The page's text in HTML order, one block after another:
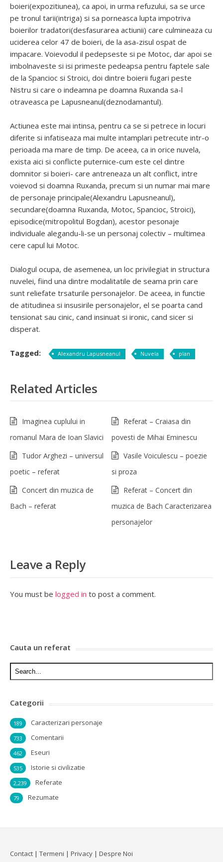
boieri(expozitiunea), ca apoi, in urma refuzului, sa se urce
pe tronul tarii(intriga) si sa porneasca lupta impotriva
boierilor tradatori(desfasurarea actiunii) care culmineaza cu
uciderea celor 47 de boieri, de la asa-zisul ospat de
impacare. Voievodul il pedepseste si pe Motoc, dar apoi se
imbolnaveste si isi primeste pedeapsa pentru faptele sale
de la Spancioc si Stroici, doi dintre boierii fugari peste
Nistru si care o indeamna pe doamna Ruxanda sa-l
otraveasca pe Lapusneanul(deznodamantul).
Actiunea este mai intinsa, pentru ca se si petrece in locuri
diferite si infatiseaza mai multe intamplari petrecute intr-o
perioada ma mare de timp. De aceea, ca in orice nuvela,
exista aici si conflicte puternice-cum este cel dintre
domnitor si boieri- care antreneaza un alt conflict, intre
voievod si doamna Ruxanda, precum si un numar mai mare
de personaje principale(Alexandru Lapusneanul),
secundare(doamna Ruxanda, Motoc, Spancioc, Stroici),
episodice(mitropolitul Bogdan), acestor pesonaje
individuale alegandu-li-se un personaj colectiv – multimea
cere capul lui Motoc.
Dialogul ocupa, de asemenea, un loc privilegiat in structura
nuvelei, fiind una dintre modalitatile de seama prin care
sunt reliefate trsaturile personajelor. De aceea, in functie
de atitudinea si insusirile personajelor, el se poarta cand
tensionat sau cinic, cand insinuat si ironic, cand sicer si
disperat.
Tagged: Alexandru Lapusneanul Nuvela plan
Related Articles
Imaginea cuplului in
romanul Mara de Ioan Slavici
Referat – Craiasa din
povesti de Mihai Eminescu
Tudor Arghezi – universul
poetic – referat
Vasile Voiculescu – poezie
si proza
Concert din muzica de
Bach – referat
Referat – Concert din
muzica de Bach Caracterizarea
personajelor
Leave a Reply
You must be logged in to post a comment.
Cauta un referat
Categorii
Caracterizari personaje
189
Comentarii
733
Eseuri
462
Istorie si civilizatie
535
Referate
2,239
Rezumate
79
Contact | Termeni | Privacy | Despre Noi